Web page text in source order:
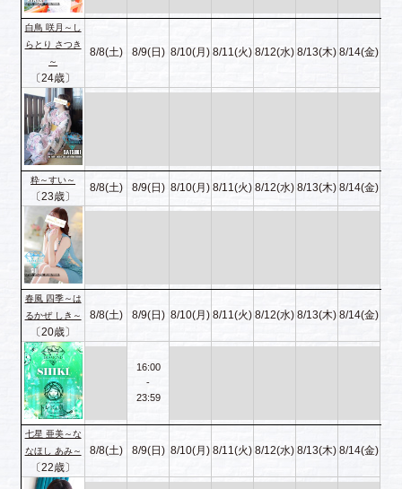
白鳥 咲月～し
らとり さつき
～
〔24歳〕
8/8(土) 8/9(日) 8/10(月) 8/11(火) 8/12(水) 8/13(木) 8/14(金)
粋～すい～
〔23歳〕
8/8(土) 8/9(日) 8/10(月) 8/11(火) 8/12(水) 8/13(木) 8/14(金)
春風 四季～は
るかぜ しき～
〔20歳〕
8/8(土) 8/9(日) 8/10(月) 8/11(火) 8/12(水) 8/13(木) 8/14(金)
16:00
-
23:59
七星 亜美～な
なほし あみ～
〔22歳〕
8/8(土) 8/9(日) 8/10(月) 8/11(火) 8/12(水) 8/13(木) 8/14(金)